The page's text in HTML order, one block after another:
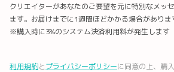
クリエイターがあなたのご要望を元に特別なメッ
ます。お届けまでに1週間ほどかかる場合がありま
※購入時に3%のシステム決済利用料が発生します
利用規約とプライバシーポリシーに同意の上、購